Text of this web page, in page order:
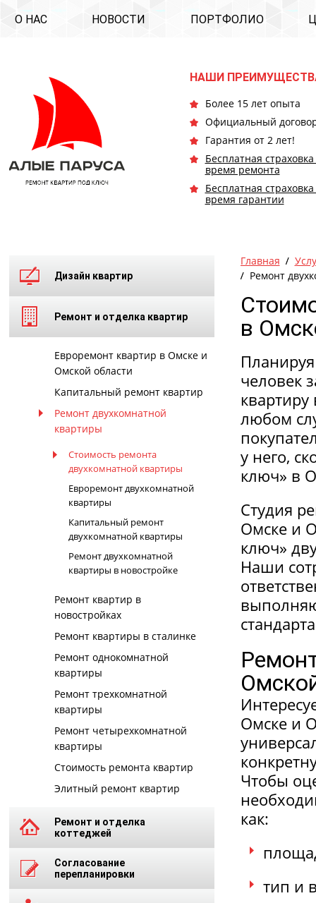
О НАС НОВОСТИ ПОРТФОЛИО
НАШИ
Более 15 лет опыта
Официальный
Гарантия от 2 лет!
Бесплатная
время ремонта
Бесплатная
время гарантии
Главная
Ремонт
в
человек
любом
у него,
ключ» в
Студия
Омске и
ключ»
Наши
Омске и
Чтобы
как:
тип и
Дизайн квартир
Ремонт и отделка квартир
Евроремонт квартир в Омске и
Омской области
Капитальный ремонт квартир
Ремонт двухкомнатной
квартиры
Стоимость ремонта
двухкомнатной квартиры
Евроремонт двухкомнатной
квартиры
Капитальный ремонт
двухкомнатной квартиры
Ремонт двухкомнатной
квартиры в новостройке
Ремонт квартир в
новостройках
Ремонт квартиры в сталинке
Ремонт однокомнатной
квартиры
Ремонт трехкомнатной
квартиры
Ремонт четырехкомнатной
квартиры
Стоимость ремонта квартир
Элитный ремонт квартир
Ремонт и отделка
коттеджей
Согласование
перепланировки